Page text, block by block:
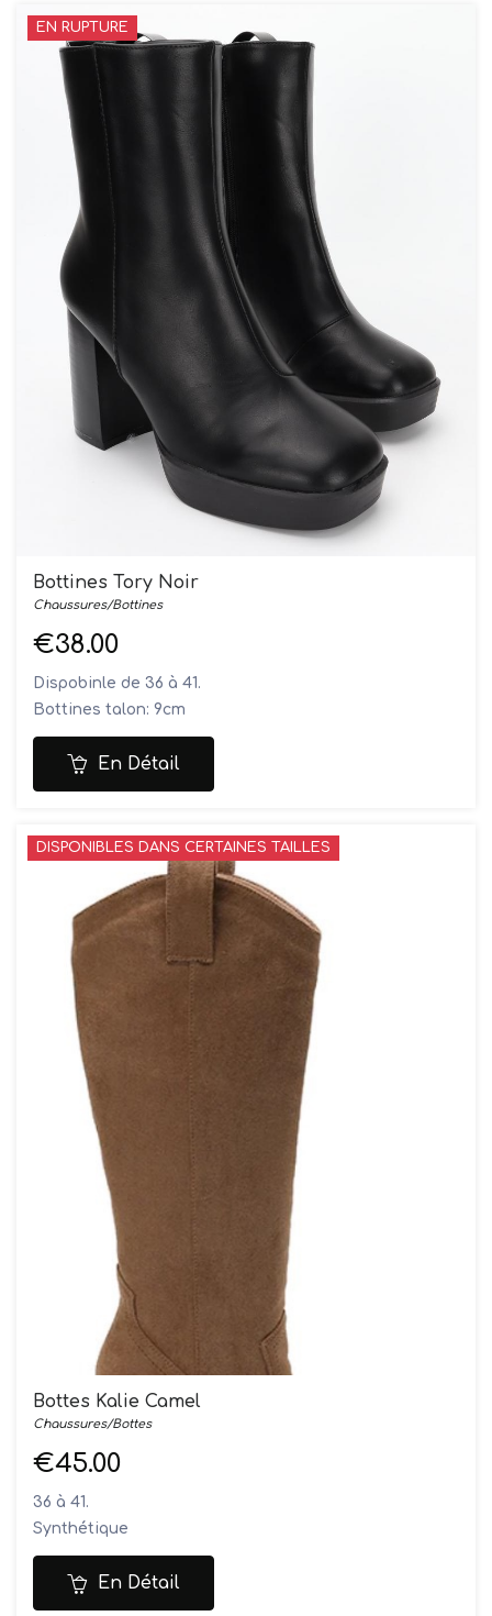
EN RUPTURE
Bottines Tory Noir
Chaussures/Bottines
€38.00
Dispobinle de 36 à 41.
Bottines talon: 9cm
Dessus: synthétique
Doublure: synthétique
Semelles: synthétique
En Détail
DISPONIBLES DANS CERTAINES TAILLES
Bottes Kalie Camel
Chaussures/Bottes
€45.00
36 à 41.
Synthétique
En Détail